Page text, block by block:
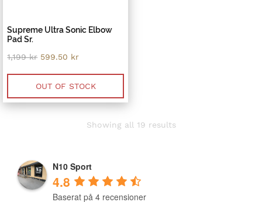
Supreme Ultra Sonic Elbow
Pad Sr.
1,199kr Original
was:
1,199 kr.
599.50 krCurrent
is:
599.50 kr.
OUT OF STOCK
Showing all 19 resultsSorted
N10 Sport
4.8
Baserat på 4 recensioner